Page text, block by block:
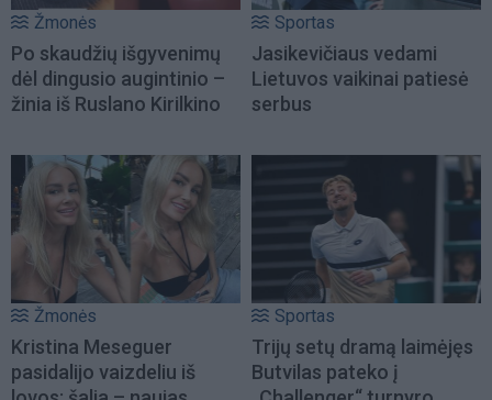
Žmonės
Po skaudžių išgyvenimų
dėl dingusio augintinio –
žinia iš Ruslano Kirilkino
Sportas
Jasikevičiaus vedami
Lietuvos vaikinai patiesė
serbus
Žmonės
Kristina Meseguer
pasidalijo vaizdeliu iš
Sportas
Trijų setų dramą laimėjęs
Butvilas pateko į